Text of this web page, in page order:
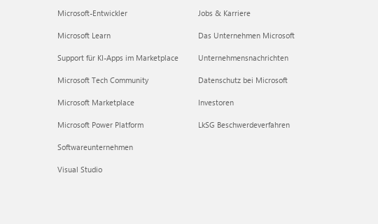
Microsoft-Entwickler
Microsoft Learn
Support für KI-Apps im Marketplace
Microsoft Tech Community
Microsoft Marketplace
Microsoft Power Platform
Softwareunternehmen
Visual Studio
Jobs & Karriere
Das Unternehmen Microsoft
Unternehmensnachrichten
Datenschutz bei Microsoft
Investoren
LkSG Beschwerdeverfahren